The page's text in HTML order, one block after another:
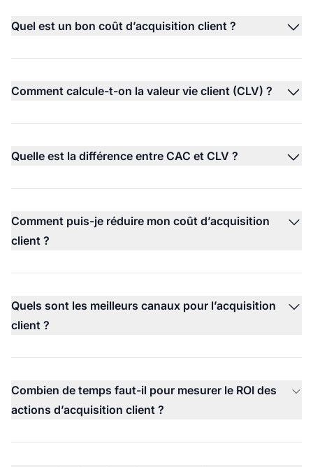
Quel est un bon coût d’acquisition client ?
Comment calcule-t-on la valeur vie client (CLV) ?
Quelle est la différence entre CAC et CLV ?
Comment puis-je réduire mon coût d’acquisition
client ?
Quels sont les meilleurs canaux pour l’acquisition
client ?
Combien de temps faut-il pour mesurer le ROI des
actions d’acquisition client ?